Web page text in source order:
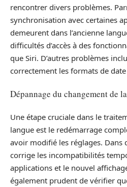
rencontrer divers problèmes.
synchronisation avec certaines
demeurent dans l’ancienne
difficultés d’accès à des
que Siri. D’autres problèmes
correctement les formats de
Dépannage du changement de
Une étape cruciale dans le
langue est le redémarrage
avoir modifié les réglages. Dans
corrige les incompatibilités
applications et le nouvel
également prudent de vérifier